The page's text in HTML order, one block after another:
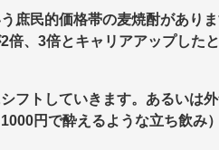
庶民的価格帯の麦焼酎があり
倍、3倍とキャリアアップした
フトしていきます。あるいは
円で酔えるような立ち飲み